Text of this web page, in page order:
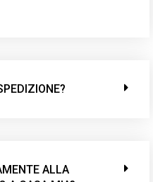
ALLA